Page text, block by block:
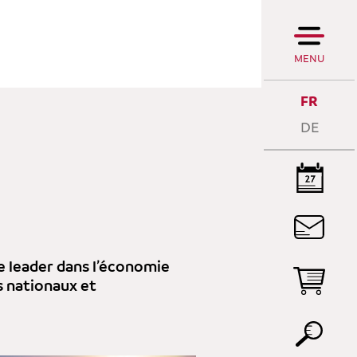
MENU
FR
DE
dans l’économie
nationaux et